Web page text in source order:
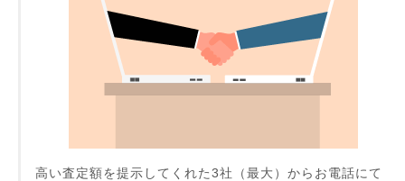
高い査定額を提示してくれた3社（最大）からお電話にて